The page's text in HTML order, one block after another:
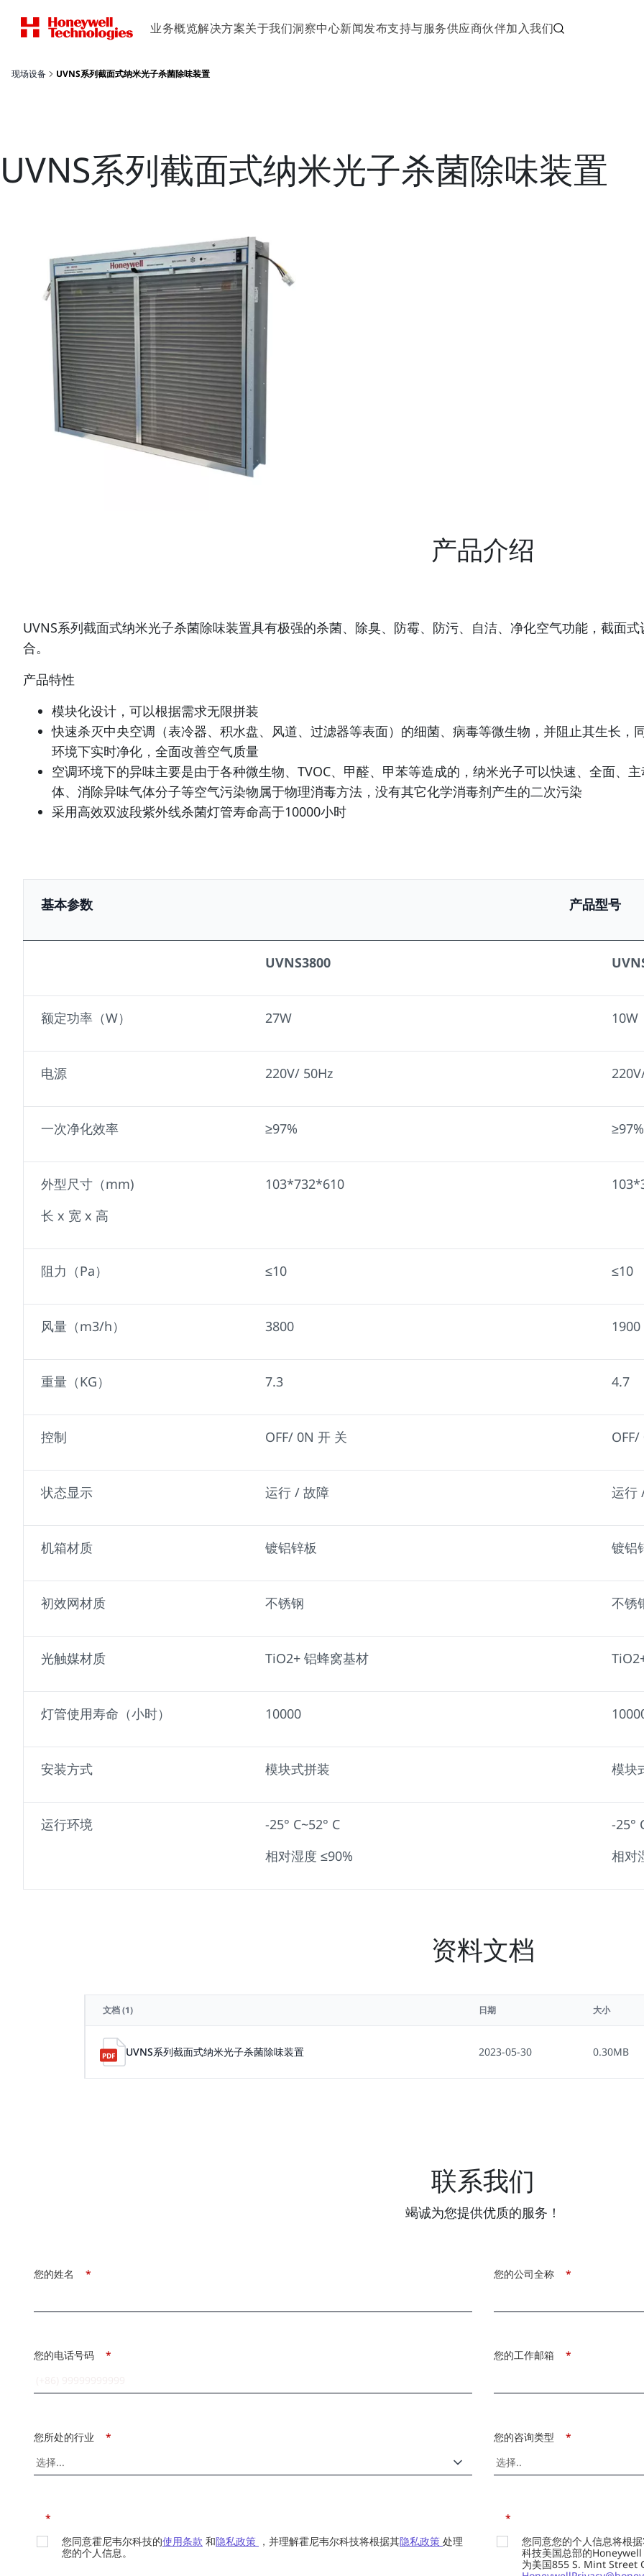
业务概览解决方案关于我们洞察中心新闻发布支持与服务供应商伙伴加入我们
现场设备 UVNS系列截面式纳米光子杀菌除味装置
UVNS系列截面式纳米光子杀菌除味装置
产品介绍
UVNS系列截面式纳米光子杀菌除味装置具有极强的杀菌、除臭、防霉、防污、自洁、净化空气功能，截面
合。
产品特性
模块化设计，可以根据需求无限拼装
快速杀灭中央空调（表冷器、积水盘、风道、过滤器等表面）的细菌、病毒等微生物，并阻止其生长，
环境下实时净化，全面改善空气质量
空调环境下的异味主要是由于各种微生物、TVOC、甲醛、甲苯等造成的，纳米光子可以快速、全面、
体、消除异味气体分子等空气污染物属于物理消毒方法，没有其它化学消毒剂产生的二次污染
采用高效双波段紫外线杀菌灯管寿命高于10000小时
基本参数 产品型号
UVNS3800
额定功率（W） 27W 10W
电源 220V/ 50Hz
一次净化效率 ≥97% ≥97%
外型尺寸（mm)
长 x 宽 x 高
103*732*610
阻力（Pa） ≤10 ≤10
风量（m3/h） 3800 1900
重量（KG） 7.3 4.7
控制 OFF/ 0N 开 关
状态显示 运行 / 故障 运行
机箱材质 镀铝锌板 镀铝
初效网材质 不锈钢 不锈
光触媒材质 TiO2+ 铝蜂窝基材
灯管使用寿命（小时） 10000
安装方式 模块式拼装 模块
运行环境
-25° C~52° C
相对湿度 ≤90%
-25°
相对
资料文档
文档(1) 日期 大小
UVNS系列截面式纳米光子杀菌除味装置 2023-05-30 0.30MB
联系我们
竭诚为您提供优质的服务！
*
您的姓名 *
您的公司全称
*
您的电话号码 *
您的工作邮箱
*
您所处的行业 *
您的咨询类型
*
您同意霍尼韦尔科技的使用条款 和隐私政策 ，并理解霍尼韦尔科技将根据其隐私政策 处理
您的个人信息。
*
您同意您的个人信息将根
科技美国总部的
为美国855 S. Mint Street